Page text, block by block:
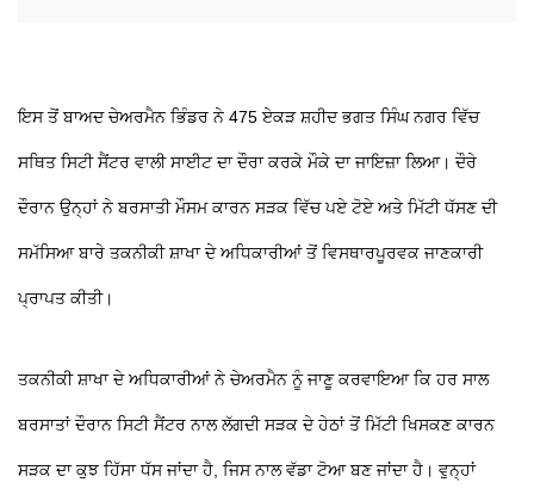
ਇਸ ਤੋਂ ਬਾਅਦ ਚੇਅਰਮੈਨ ਭਿੰਡਰ ਨੇ 475 ਏਕੜ ਸ਼ਹੀਦ ਭਗਤ ਸਿੰਘ ਨਗਰ ਵਿੱਚ
ਸਥਿਤ ਸਿਟੀ ਸੈਂਟਰ ਵਾਲੀ ਸਾਈਟ ਦਾ ਦੌਰਾ ਕਰਕੇ ਮੌਕੇ ਦਾ ਜਾਇਜ਼ਾ ਲਿਆ। ਦੌਰੇ
ਦੌਰਾਨ ਉਨ੍ਹਾਂ ਨੇ ਬਰਸਾਤੀ ਮੌਸਮ ਕਾਰਨ ਸੜਕ ਵਿੱਚ ਪਏ ਟੋਏ ਅਤੇ ਮਿੱਟੀ ਧੱਸਣ ਦੀ
ਸਮੱਸਿਆ ਬਾਰੇ ਤਕਨੀਕੀ ਸ਼ਾਖਾ ਦੇ ਅਧਿਕਾਰੀਆਂ ਤੋਂ ਵਿਸਥਾਰਪੂਰਵਕ ਜਾਣਕਾਰੀ
ਪ੍ਰਾਪਤ ਕੀਤੀ।
ਤਕਨੀਕੀ ਸ਼ਾਖਾ ਦੇ ਅਧਿਕਾਰੀਆਂ ਨੇ ਚੇਅਰਮੈਨ ਨੂੰ ਜਾਣੂ ਕਰਵਾਇਆ ਕਿ ਹਰ ਸਾਲ
ਬਰਸਾਤਾਂ ਦੌਰਾਨ ਸਿਟੀ ਸੈਂਟਰ ਨਾਲ ਲੱਗਦੀ ਸੜਕ ਦੇ ਹੇਠਾਂ ਤੋਂ ਮਿੱਟੀ ਖਿਸਕਣ ਕਾਰਨ
ਸੜਕ ਦਾ ਕੁਝ ਹਿੱਸਾ ਧੱਸ ਜਾਂਦਾ ਹੈ, ਜਿਸ ਨਾਲ ਵੱਡਾ ਟੋਆ ਬਣ ਜਾਂਦਾ ਹੈ। ਵੁਨ੍ਹਾਂ